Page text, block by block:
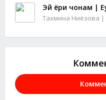
Эй ёри чонам |
Тахмина Ниёзова |